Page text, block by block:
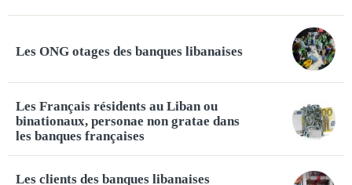
Les ONG otages des banques libanaises
Les Français résidents au Liban ou
binationaux, personae non gratae dans
les banques françaises
Les clients des banques libanaises